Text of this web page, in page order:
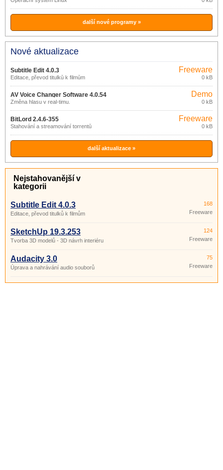
další nové programy »
Nové aktualizace
Subtitle Edit 4.0.3
Editace, převod titulků k filmům
Freeware
0 kB
AV Voice Changer Software 4.0.54
Změna hlasu v real-timu.
Demo
0 kB
BitLord 2.4.6-355
Stahování a streamování torrentů
Freeware
0 kB
další aktualizace »
Nejstahovanější v
kategorii
Subtitle Edit 4.0.3
Editace, převod titulků k filmům
168
Freeware
SketchUp 19.3.253
Tvorba 3D modelů - 3D návrh interiéru
124
Freeware
Audacity 3.0
Úprava a nahrávání audio souborů
75
Freeware